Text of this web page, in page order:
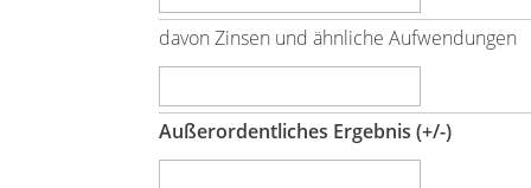
davon Zinsen und ähnliche Aufwendungen
Außerordentliches Ergebnis (+/-)